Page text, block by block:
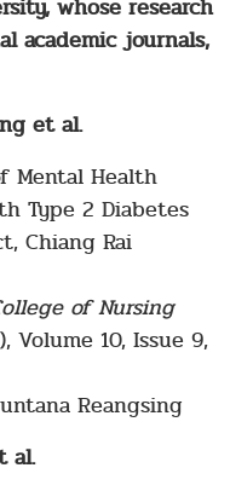
whose research
academic journals,
et al.
Mental Health
Type 2 Diabetes
Chiang Rai
of Nursing
Volume 10, Issue 9,
Reangsing
al.